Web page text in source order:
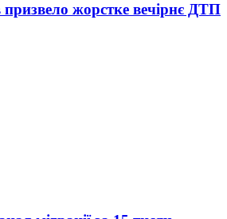
призвело жорстке вечірнє ДТП